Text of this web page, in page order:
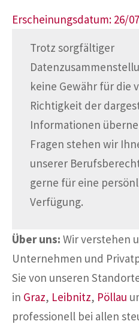
Erscheinungsdatum: 26/
Trotz sorgfältiger
keine Gewähr für die
Richtigkeit der
Informationen
Fragen stehen wir
unserer
gerne für eine
Verfügung.
Über uns: Wir verstehen
Unternehmen und
Sie von unseren
in Graz, Leibnitz, Pöllau
professionell bei allen